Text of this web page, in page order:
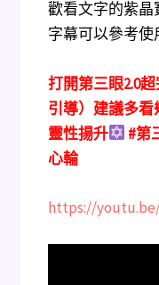
歡看文字的紫
字幕可以參考使
打開第三眼2.0
引導）建議多
靈性揚升
#第
心輪
https://